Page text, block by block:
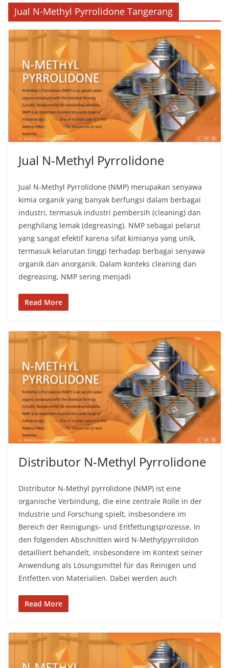
Jual N-Methyl Pyrrolidone Tangerang
Jual N-Methyl Pyrrolidone
Jual N-Methyl Pyrrolidone (NMP) merupakan senyawa
kimia organik yang banyak berfungsi dalam berbagai
industri, termasuk industri pembersih (cleaning) dan
penghilang lemak (degreasing). NMP sebagai pelarut
yang sangat efektif karena sifat kimianya yang unik,
termasuk kelarutan tinggi terhadap berbagai senyawa
organik dan anorganik. Dalam konteks cleaning dan
degreasing, NMP sering menjadi
Read More
Distributor N-Methyl Pyrrolidone
Distributor N-Methyl pyrrolidone (NMP) ist eine
organische Verbindung, die eine zentrale Rolle in der
Industrie und Forschung spielt, insbesondere im
Bereich der Reinigungs- und Entfettungsprozesse. In
den folgenden Abschnitten wird N-Methylpyrrolidon
detailliert behandelt, insbesondere im Kontext seiner
Anwendung als Lösungsmittel für das Reinigen und
Entfetten von Materialien. Dabei werden auch
Read More